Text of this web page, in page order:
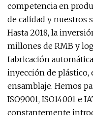
competencia en
de calidad y nuestros
Hasta 2018, la
millones de RMB y
fabricación
inyección de plástico,
ensamblaje. Hemos
ISO9001, ISO14001 e
constantemente